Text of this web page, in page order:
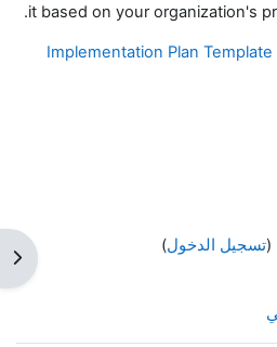
it based on your organization's
Implementation Plan Template
(تسجيل الدخول)